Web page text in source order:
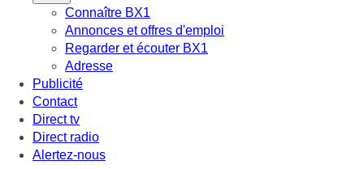
Connaître BX1
Annonces et offres d'emploi
Regarder et écouter BX1
Adresse
Publicité
Contact
Direct tv
Direct radio
Alertez-nous